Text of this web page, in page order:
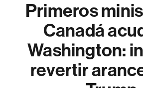
Primeros
Canadá
Washington:
revertir